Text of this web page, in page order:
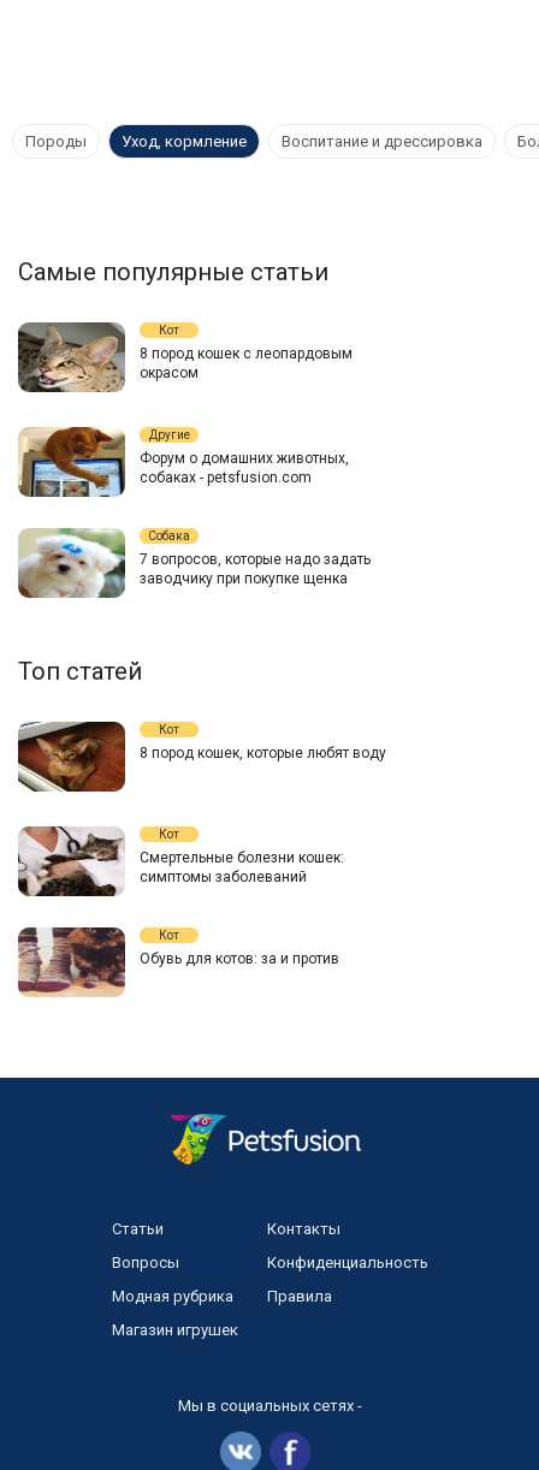
Породы Уход, кормление Воспитание и дрессировка
Самые популярные статьи
Кот
8 пород кошек с леопардовым
окрасом
Другие
Форум о домашних животных,
собаках - petsfusion.com
Собака
7 вопросов, которые надо задать
заводчику при покупке щенка
Топ статей
Кот
8 пород кошек, которые любят воду
Кот
Смертельные болезни кошек:
симптомы заболеваний
Кот
Обувь для котов: за и против
Статьи
Вопросы
Модная рубрика
Магазин игрушек
Контакты
Конфиденциальность
Правила
Мы в социальных сетях -